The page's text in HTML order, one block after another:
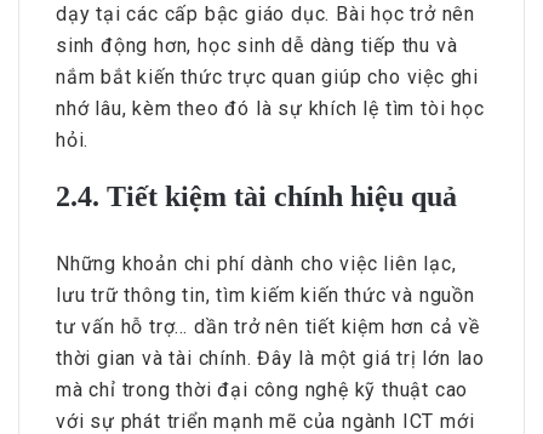
dạy tại các cấp bậc giáo dục. Bài học trở nên
sinh động hơn, học sinh dễ dàng tiếp thu và
nắm bắt kiến thức trực quan giúp cho việc ghi
nhớ lâu, kèm theo đó là sự khích lệ tìm tòi học
hỏi.
2.4. Tiết kiệm tài chính hiệu quả
Những khoản chi phí dành cho việc liên lạc,
lưu trữ thông tin, tìm kiếm kiến thức và nguồn
tư vấn hỗ trợ… dần trở nên tiết kiệm hơn cả về
thời gian và tài chính. Đây là một giá trị lớn lao
mà chỉ trong thời đại công nghệ kỹ thuật cao
với sự phát triển mạnh mẽ của ngành ICT mới